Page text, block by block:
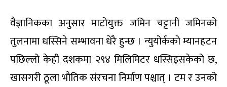
वैज्ञानिकका अनुसार माटोयुक्त जमिन चट्टानी जमिनको
तुलनामा धस्सिने सम्भावना धेरै हुन्छ । न्युयोर्कको म्यानहटन
पछिल्लो केही दशकमा २९४ मिलिमिटर धस्सिइसकेको छ,
खासगरी ठूला भौतिक संरचना निर्माण पश्चात् । टम र उनको